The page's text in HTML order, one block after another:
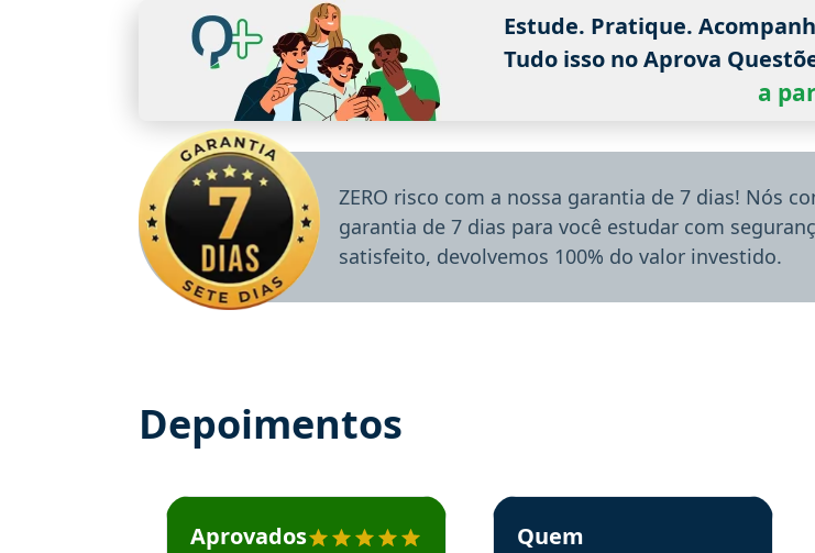
Estude. Pratique.
Tudo isso no Aprova
a
ZERO risco com a nossa garantia de 7 dias! Nós
garantia de 7 dias para você estudar com
satisfeito, devolvemos 100% do valor investido.
Depoimentos
Estudante José recomenda o Aprova Concursos em depoimento
Aprovados
Estudante Sergio recomenda o Aprova
Quem